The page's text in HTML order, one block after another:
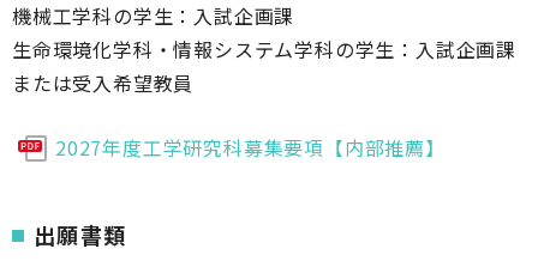
機械工学科の学生：入試企画課
生命環境化学科・情報システム学科の学生：入試企画課
または受入希望教員
2027年度工学研究科募集要項【内部推薦】
出願書類